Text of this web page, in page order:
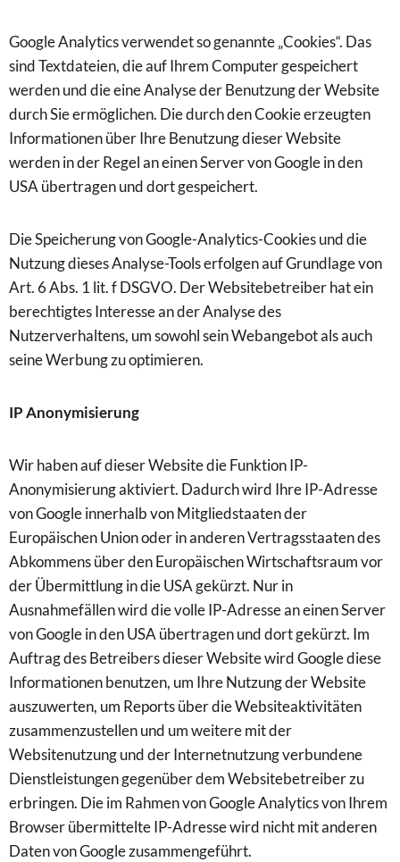
Google Analytics verwendet so genannte „Cookies“. Das
sind Textdateien, die auf Ihrem Computer gespeichert
werden und die eine Analyse der Benutzung der Website
durch Sie ermöglichen. Die durch den Cookie erzeugten
Informationen über Ihre Benutzung dieser Website
werden in der Regel an einen Server von Google in den
USA übertragen und dort gespeichert.
Die Speicherung von Google-Analytics-Cookies und die
Nutzung dieses Analyse-Tools erfolgen auf Grundlage von
Art. 6 Abs. 1 lit. f DSGVO. Der Websitebetreiber hat ein
berechtigtes Interesse an der Analyse des
Nutzerverhaltens, um sowohl sein Webangebot als auch
seine Werbung zu optimieren.
IP Anonymisierung
Wir haben auf dieser Website die Funktion IP-
Anonymisierung aktiviert. Dadurch wird Ihre IP-Adresse
von Google innerhalb von Mitgliedstaaten der
Europäischen Union oder in anderen Vertragsstaaten des
Abkommens über den Europäischen Wirtschaftsraum vor
der Übermittlung in die USA gekürzt. Nur in
Ausnahmefällen wird die volle IP-Adresse an einen Server
von Google in den USA übertragen und dort gekürzt. Im
Auftrag des Betreibers dieser Website wird Google diese
Informationen benutzen, um Ihre Nutzung der Website
auszuwerten, um Reports über die Websiteaktivitäten
zusammenzustellen und um weitere mit der
Websitenutzung und der Internetnutzung verbundene
Dienstleistungen gegenüber dem Websitebetreiber zu
erbringen. Die im Rahmen von Google Analytics von Ihrem
Browser übermittelte IP-Adresse wird nicht mit anderen
Daten von Google zusammengeführt.